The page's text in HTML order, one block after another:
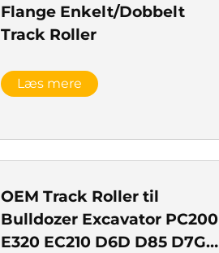
Flange Enkelt/Dobbelt
Track Roller
Læs mere
OEM Track Roller til
Bulldozer Excavator PC200
E320 EC210 D6D D85 D7G